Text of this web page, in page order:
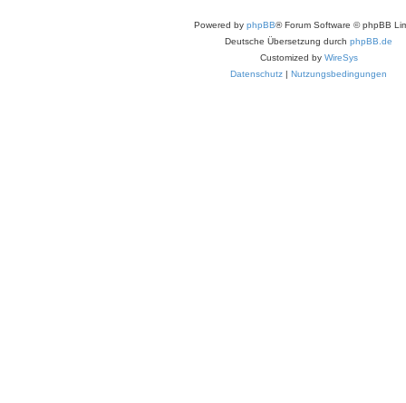
Powered by phpBB® Forum Software © phpBB
Deutsche Übersetzung durch phpBB.de
Customized by WireSys
Datenschutz
Nutzungsbedingungen